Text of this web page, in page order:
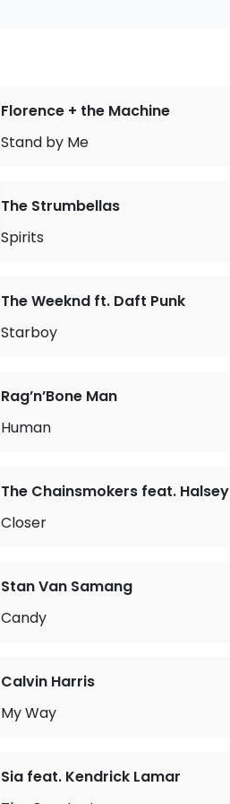
Florence + the Machine
Stand by Me
The Strumbellas
Spirits
The Weeknd ft. Daft Punk
Starboy
Rag’n’Bone Man
Human
The Chainsmokers feat. Halsey
Closer
Stan Van Samang
Candy
Calvin Harris
My Way
Sia feat. Kendrick Lamar